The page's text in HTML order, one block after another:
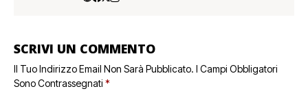
SCRIVI UN COMMENTO
Il Tuo Indirizzo Email Non Sarà Pubblicato. I Campi Obbligatori
Sono Contrassegnati *